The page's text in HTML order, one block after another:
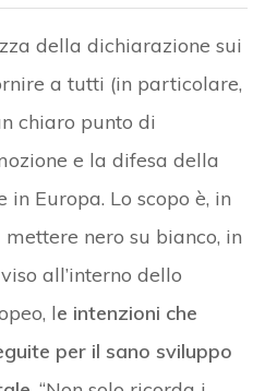
della dichiarazione sui
a tutti (in particolare,
chiaro punto di
e la difesa della
Europa. Lo scopo è, in
nero su bianco, in
all’interno dello
le intenzioni che
per il sano sviluppo